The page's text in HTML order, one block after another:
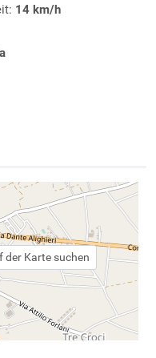
14 km/h
der Karte suchen